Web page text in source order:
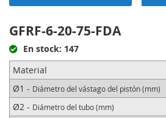
GFRF-6-20-75-FDA
En stock: 147
Material
Ø1 - Diámetro del vástago del pistón (mm)
Ø2 - Diámetro del tubo (mm)